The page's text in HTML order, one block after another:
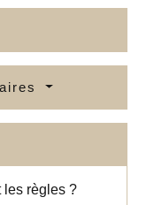
les règles ?